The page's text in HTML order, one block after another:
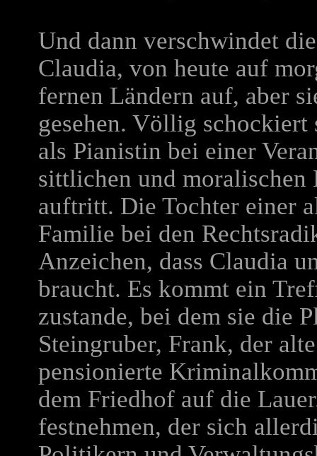
Und dann verschwindet
Claudia, von heute auf
fernen Ländern auf, aber
gesehen. Völlig
als Pianistin bei einer
sittlichen und moralischen
auftritt. Die Tochter einer
Familie bei den
Anzeichen, dass Claudia
braucht. Es kommt ein
zustande, bei dem sie die
Steingruber, Frank, der
pensionierte
dem Friedhof auf die
festnehmen, der sich